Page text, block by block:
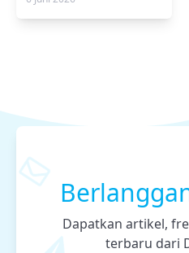
Dapatkan artikel,
terbaru dari